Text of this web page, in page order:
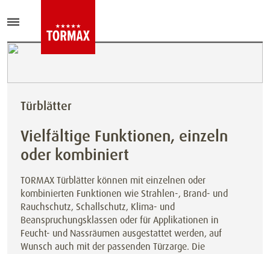
Türblätter
Vielfältige Funktionen, einzeln
oder kombiniert
TORMAX Türblätter können mit einzelnen oder
kombinierten Funktionen wie Strahlen-, Brand- und
Rauchschutz, Schallschutz, Klima- und
Beanspruchungsklassen oder für Applikationen in
Feucht- und Nassräumen ausgestattet werden, auf
Wunsch auch mit der passenden Türzarge. Die